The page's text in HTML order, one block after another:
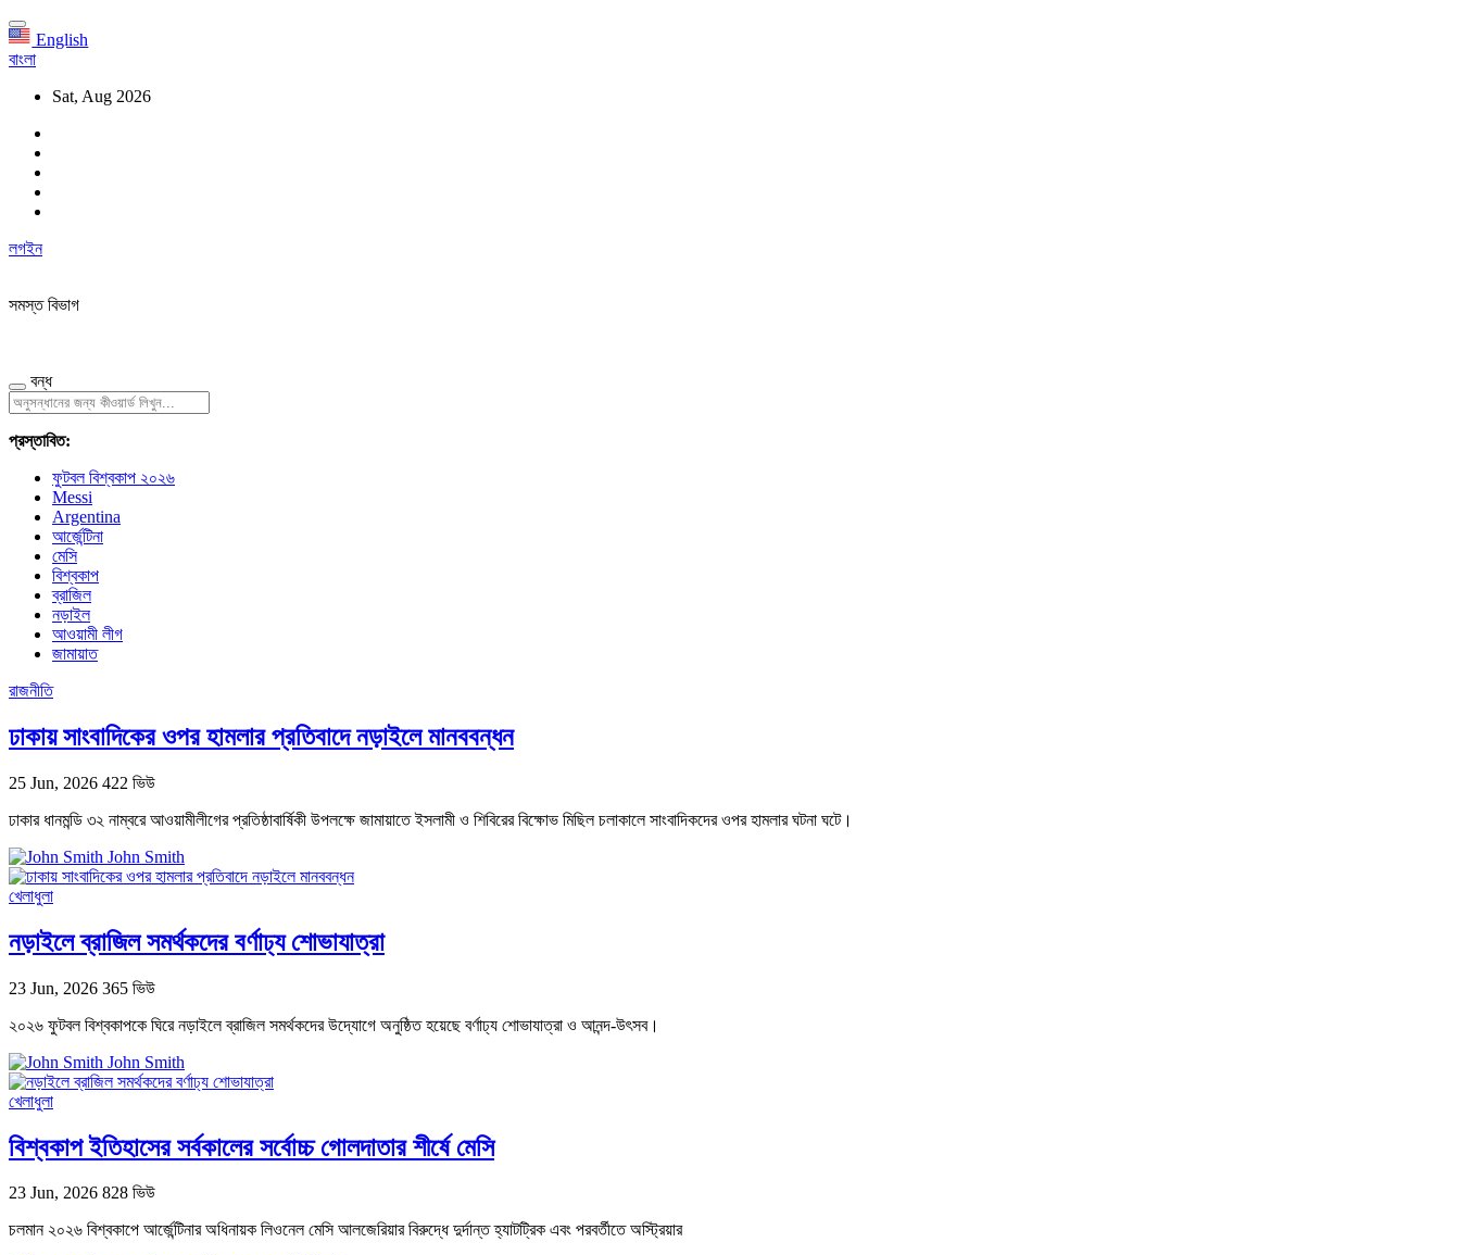
English
বাংলা
Sat, Aug 2026
লগইন
সমস্ত বিভাগ
বন্ধ
প্রস্তাবিত:
ফুটবল বিশ্বকাপ ২০২৬
Messi
Argentina
আর্জেন্টিনা
মেসি
বিশ্বকাপ
ব্রাজিল
নড়াইল
আওয়ামী লীগ
জামায়াত
রাজনীতি
ঢাকায় সাংবাদিকের ওপর হামলার প্রতিবাদে নড়াইলে মানববন্ধন
25 Jun, 2026 422 ভিউ
ঢাকার ধানমন্ডি ৩২ নাম্বরে আওয়ামীলীগের প্রতিষ্ঠাবার্ষিকী উপলক্ষে জামায়াতে ইসলামী ও শিবিরের বিক্ষোভ মিছিল চলাকালে সাংবাদিকদের ওপর হামলার ঘটনা ঘটে।
John Smith
খেলাধুলা
নড়াইলে ব্রাজিল সমর্থকদের বর্ণাঢ্য শোভাযাত্রা
23 Jun, 2026 365 ভিউ
২০২৬ ফুটবল বিশ্বকাপকে ঘিরে নড়াইলে ব্রাজিল সমর্থকদের উদ্যোগে অনুষ্ঠিত হয়েছে বর্ণাঢ্য শোভাযাত্রা ও আনন্দ-উৎসব।
John Smith
খেলাধুলা
বিশ্বকাপ ইতিহাসের সর্বকালের সর্বোচ্চ গোলদাতার শীর্ষে মেসি
23 Jun, 2026 828 ভিউ
চলমান ২০২৬ বিশ্বকাপে আর্জেন্টিনার অধিনায়ক লিওনেল মেসি আলজেরিয়ার বিরুদ্ধে দুর্দান্ত হ্যাটট্রিক এবং পরবর্তীতে অস্ট্রিয়ার